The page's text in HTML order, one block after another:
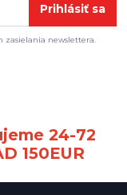
Prihlásiť sa
zasielania newslettera.
24-72
150EUR